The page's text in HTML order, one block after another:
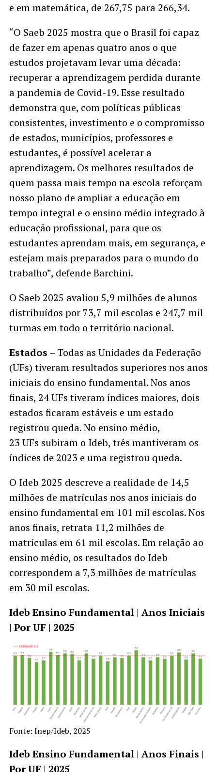
e em matemática, de 267,75 para 266,34.
“O Saeb 2025 mostra que o Brasil foi capaz
de fazer em apenas quatro anos o que
estudos projetavam levar uma década:
recuperar a aprendizagem perdida durante
a pandemia de Covid-19. Esse resultado
demonstra que, com políticas públicas
consistentes, investimento e o compromisso
de estados, municípios, professores e
estudantes, é possível acelerar a
aprendizagem. Os melhores resultados de
quem passa mais tempo na escola reforçam
nosso plano de ampliar a educação em
tempo integral e o ensino médio integrado à
educação profissional, para que os
estudantes aprendam mais, em segurança, e
estejam mais preparados para o mundo do
trabalho”, defende Barchini.
O Saeb 2025 avaliou 5,9 milhões de alunos
distribuídos por 73,7 mil escolas e 247,7 mil
turmas em todo o território nacional.
Estados – Todas as Unidades da Federação
(UFs) tiveram resultados superiores nos anos
iniciais do ensino fundamental. Nos anos
finais, 24 UFs tiveram índices maiores, dois
estados ficaram estáveis e um estado
registrou queda. No ensino médio,
23 UFs subiram o Ideb, três mantiveram os
índices de 2023 e uma registrou queda.
O Ideb 2025 descreve a realidade de 14,5
milhões de matrículas nos anos iniciais do
ensino fundamental em 101 mil escolas. Nos
anos finais, retrata 11,2 milhões de
matrículas em 61 mil escolas. Em relação ao
ensino médio, os resultados do Ideb
correspondem a 7,3 milhões de matrículas
em 30 mil escolas.
Ideb Ensino Fundamental | Anos Iniciais
| Por UF | 2025
Fonte: Inep/Ideb, 2025
Ideb Ensino Fundamental | Anos Finais |
Por UF | 2025